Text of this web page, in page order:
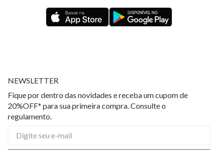
NEWSLETTER
Fique por dentro das novidades e receba um cupom de
20%OFF* para sua primeira compra. Consulte o
regulamento.